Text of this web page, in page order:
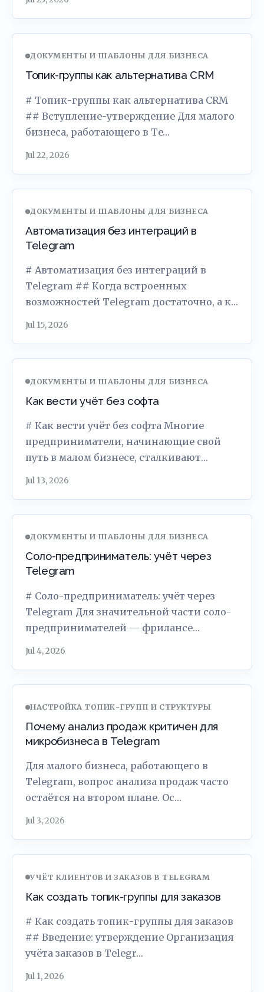
ДОКУМЕНТЫ И ШАБЛОНЫ ДЛЯ БИЗНЕСА
Топик-группы как альтернатива CRM
# Топик-группы как альтернатива CRM
## Вступление-утверждение Для малого
бизнеса, работающего в Te…
Jul 22, 2026
ДОКУМЕНТЫ И ШАБЛОНЫ ДЛЯ БИЗНЕСА
Автоматизация без интеграций в
Telegram
# Автоматизация без интеграций в
Telegram ## Когда встроенных
возможностей Telegram достаточно, а к…
Jul 15, 2026
ДОКУМЕНТЫ И ШАБЛОНЫ ДЛЯ БИЗНЕСА
Как вести учёт без софта
# Как вести учёт без софта Многие
предприниматели, начинающие свой
путь в малом бизнесе, сталкивают…
Jul 13, 2026
ДОКУМЕНТЫ И ШАБЛОНЫ ДЛЯ БИЗНЕСА
Соло-предприниматель: учёт через
Telegram
# Соло-предприниматель: учёт через
Telegram Для значительной части соло-
предпринимателей — фрилансе…
Jul 4, 2026
НАСТРОЙКА ТОПИК-ГРУПП И СТРУКТУРЫ
Почему анализ продаж критичен для
микробизнеса в Telegram
Для малого бизнеса, работающего в
Telegram, вопрос анализа продаж часто
остаётся на втором плане. Ос…
Jul 3, 2026
УЧЁТ КЛИЕНТОВ И ЗАКАЗОВ В TELEGRAM
Как создать топик-группы для заказов
# Как создать топик-группы для заказов
## Введение: утверждение Организация
учёта заказов в Telegr…
Jul 1, 2026